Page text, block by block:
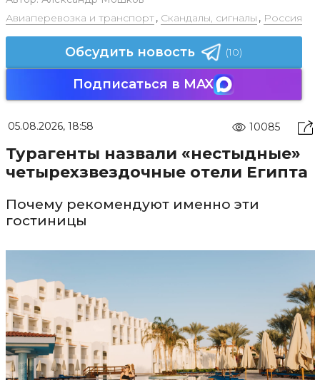
Авиаперевозка и транспорт, Скандалы, сигналы , Россия
Обсудить новость (10)
Подписаться в MAX
05.08.2026, 18:58 10085
Турагенты назвали «нестыдные»
четырехзвездочные отели Египта
Почему рекомендуют именно эти
гостиницы